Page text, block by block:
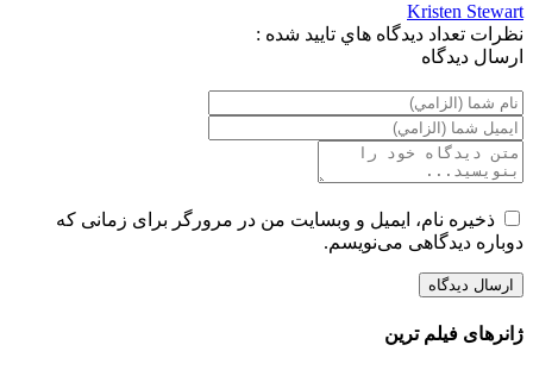
Kristen Stewart
نظرات تعداد ديدگاه هاي تاييد شده :
ارسال ديدگاه
ذخیره نام، ایمیل و وبسایت من در مرورگر برای زمانی که
دوباره دیدگاهی می‌نویسم.
ژانرهای فیلم ترین